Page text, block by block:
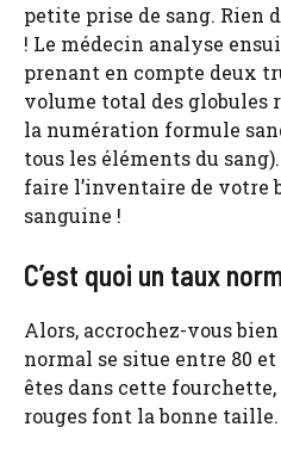
petite prise de sang. Rien
! Le médecin analyse
prenant en compte deux
volume total des globules
la numération formule
tous les éléments du
faire l’inventaire de votre
sanguine !
C’est quoi un taux
Alors, accrochez-vous
normal se situe entre 80
êtes dans cette fourchette,
rouges font la bonne taille.